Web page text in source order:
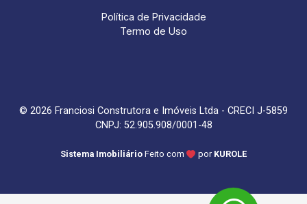
Política de Privacidade
Termo de Uso
© 2026 Franciosi Construtora e Imóveis Ltda - CRECI J-5859
CNPJ: 52.905.908/0001-48
Sistema Imobiliário Feito com por KUROLE